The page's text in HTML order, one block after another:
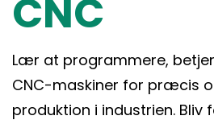
CNC
Lær at programmere,
CNC-maskiner for præcis
produktion i industrien. Bliv